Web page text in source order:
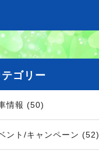
テゴリー
情報 (50)
ント/キャンペーン (52)